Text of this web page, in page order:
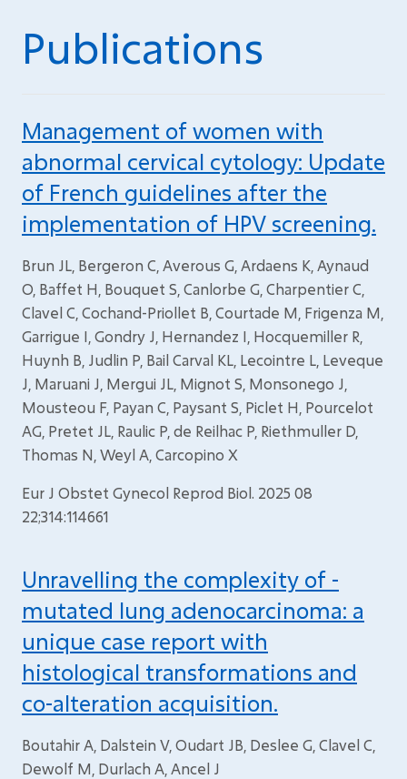
Publications
Management of women with
abnormal cervical cytology: Update
of French guidelines after the
implementation of HPV screening.
Brun JL, Bergeron C, Averous G, Ardaens K, Aynaud
O, Baffet H, Bouquet S, Canlorbe G, Charpentier C,
Clavel C, Cochand-Priollet B, Courtade M, Frigenza M,
Garrigue I, Gondry J, Hernandez I, Hocquemiller R,
Huynh B, Judlin P, Bail Carval KL, Lecointre L, Leveque
J, Maruani J, Mergui JL, Mignot S, Monsonego J,
Mousteou F, Payan C, Paysant S, Piclet H, Pourcelot
AG, Pretet JL, Raulic P, de Reilhac P, Riethmuller D,
Thomas N, Weyl A, Carcopino X
Eur J Obstet Gynecol Reprod Biol. 2025 08
22;314:114661
Unravelling the complexity of -
mutated lung adenocarcinoma: a
unique case report with
histological transformations and
co-alteration acquisition.
Boutahir A, Dalstein V, Oudart JB, Deslee G, Clavel C,
Dewolf M, Durlach A, Ancel J